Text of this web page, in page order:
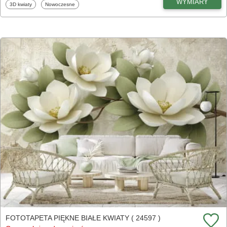
Fototapety
3D kwiaty Fototapety
Nowoczesne WYMIARY
FOTOTAPETA PIĘKNE BIAŁE KWIATY ( 24597 )